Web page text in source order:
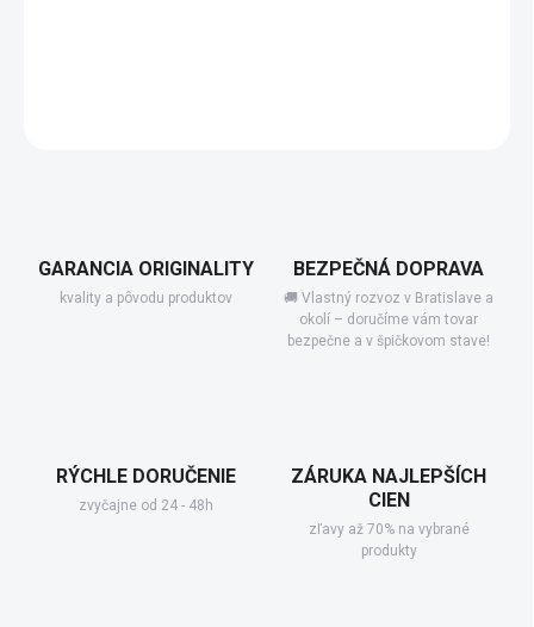
GARANCIA ORIGINALITY
kvality a pôvodu produktov
BEZPEČNÁ DOPRAVA
🚚 Vlastný rozvoz v Bratislave a
okolí – doručíme vám tovar
bezpečne a v špičkovom stave!
RÝCHLE DORUČENIE
zvyčajne od 24 - 48h
ZÁRUKA NAJLEPŠÍCH
CIEN
zľavy až 70% na vybrané
produkty